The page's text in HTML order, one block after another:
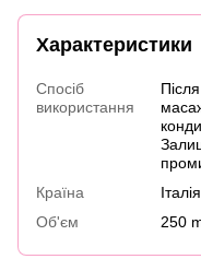
Характеристики
Спосіб
використання
Країна
Італія
Об'єм
250